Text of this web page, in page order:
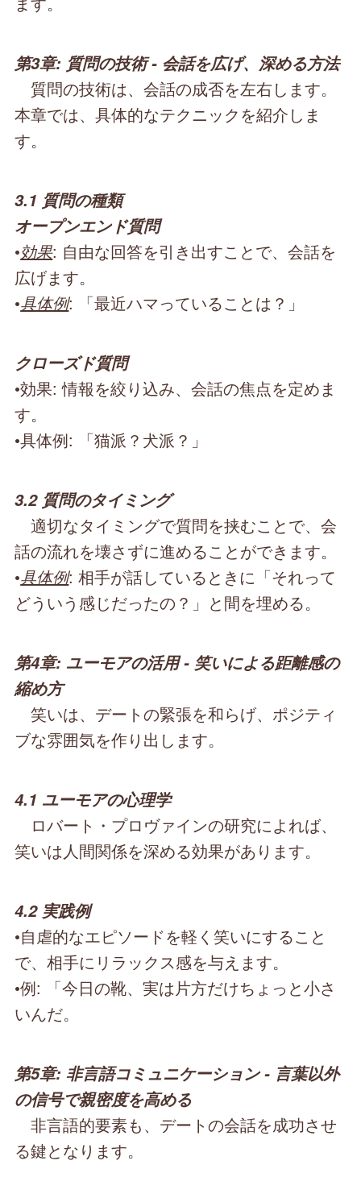
第3章: 質問の技術 - 会話を広げ、深める方法
質問の技術は、会話の成否を左右します。
本章では、具体的なテクニックを紹介しま
す。
3.1 質問の種類
オープンエンド質問
•効果: 自由な回答を引き出すことで、会話を
広げます。
•具体例: 「最近ハマっていることは？」
クローズド質問
•効果: 情報を絞り込み、会話の焦点を定めま
す。
•具体例: 「猫派？犬派？」
3.2 質問のタイミング
適切なタイミングで質問を挟むことで、会
話の流れを壊さずに進めることができます。
•具体例: 相手が話しているときに「それって
どういう感じだったの？」と間を埋める。
第4章: ユーモアの活用 - 笑いによる距離感の
縮め方
笑いは、デートの緊張を和らげ、ポジティ
ブな雰囲気を作り出します。
4.1 ユーモアの心理学
ロバート・プロヴァインの研究によれば、
笑いは人間関係を深める効果があります。
4.2 実践例
•自虐的なエピソードを軽く笑いにすること
で、相手にリラックス感を与えます。
•例: 「今日の靴、実は片方だけちょっと小さ
いんだ。
第5章: 非言語コミュニケーション - 言葉以外
の信号で親密度を高める
非言語的要素も、デートの会話を成功させ
る鍵となります。